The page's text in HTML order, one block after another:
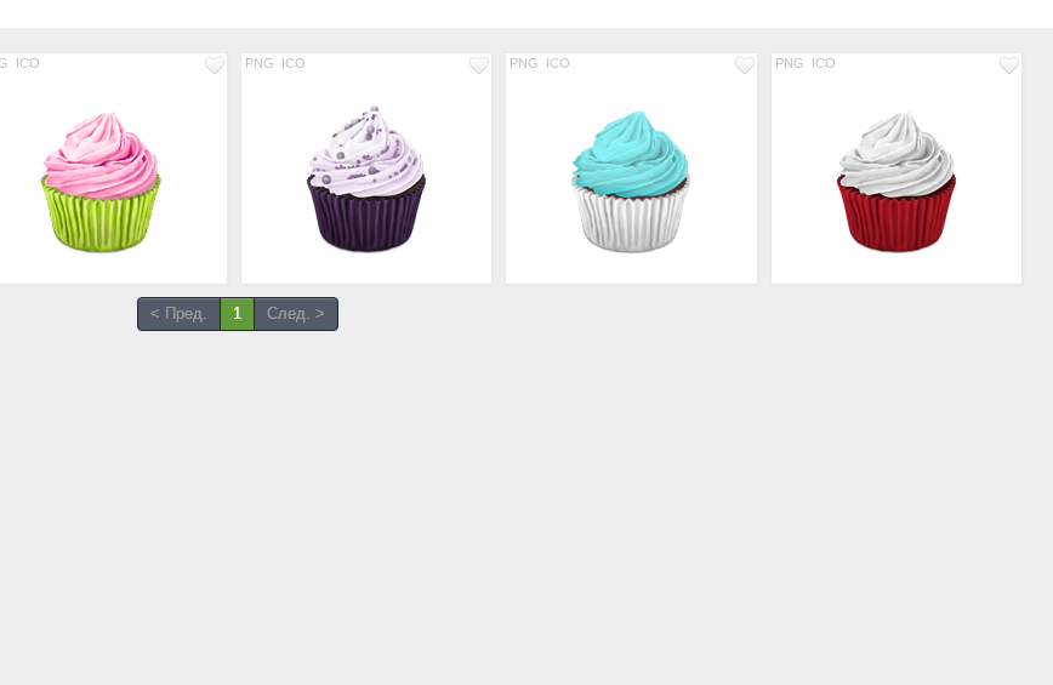
ICO PNG ICO PNG ICO PNG ICO
< Пред. 1 След. >